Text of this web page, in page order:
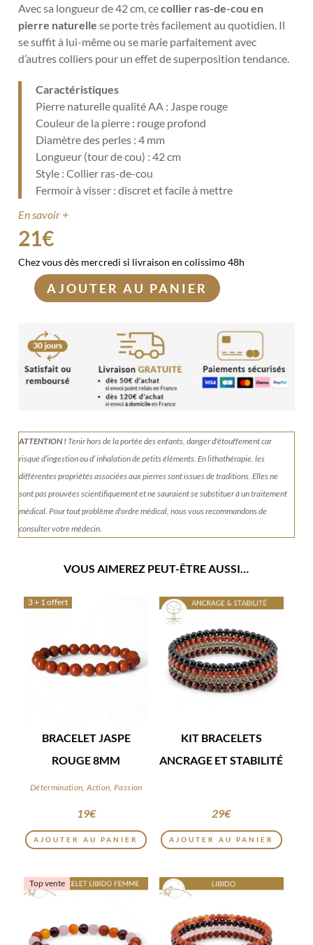
Avec sa longueur de 42 cm, cecollier ras-de-cou en
pierre naturelle se porte très facilement au quotidien. Il
se suffit à lui-même ou se marie parfaitement avec
d’autres colliers pour un effet de superposition tendance.
Caractéristiques
Pierre naturelle qualité AA : Jaspe rouge
Couleur de la pierre : rouge profond
Diamètre des perles : 4 mm
Longueur (tour de cou) : 42 cm
Style : Collier ras-de-cou
Fermoir à visser : discret et facile à mettre
En savoir +
21€
Chez vous dès mercredi si livraison en colissimo 48h
quantité
Collier
en
Jaspe
rouge
AJOUTER AU PANIER
ATTENTION !Tenirhors de la portée des enfants, danger d'étouffement car
risque d’ingestion ou d’ inhalation de petits éléments.En lithothérapie, les
différentes propriétés associées aux pierres sont issues de traditions. Elles ne
sont pas prouvées scientifiquement et ne sauraient se substituer à un traitement
médical. Pour tout problème d'ordre médical, nous vous recommandons de
consulter votre médecin.
VOUS AIMEREZ PEUT-ÊTRE AUSSI…
3 + 1 offert
BRACELET JASPE
ROUGE 8MM
Détermination, Action, Passion
19€
AJOUTER AU PANIER
KIT BRACELETS
ANCRAGE ET STABILITÉ
29€
AJOUTER AU PANIER
Top vente